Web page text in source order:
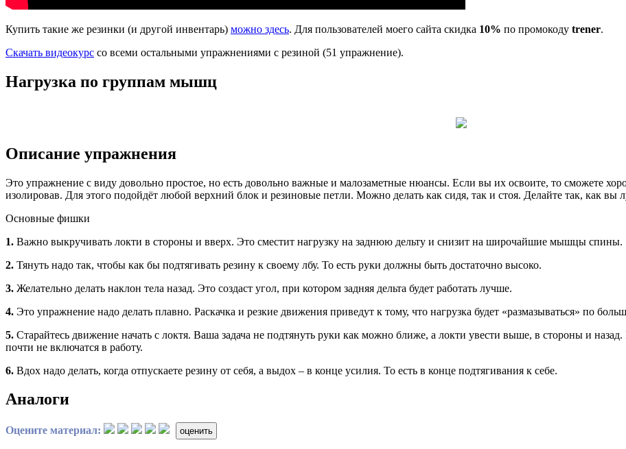
Купить такие же резинки (и другой инвентарь) можно здесь. Для пользователей моего сайта скидка 10% по промокоду trener.
Скачать видеокурс со всеми остальными упражнениями с резиной (51 упражнение).
Нагрузка по группам мышц
Описание упражнения
Это упражнение с виду довольно простое, но есть довольно важные и малозаметные нюансы. Если вы их освоите, то сможете
изолировав. Для этого подойдёт любой верхний блок и резиновые петли. Можно делать как сидя, так и стоя. Делайте так, как
Основные фишки
1. Важно выкручивать локти в стороны и вверх. Это сместит нагрузку на заднюю дельту и снизит на широчайшие мышцы спины.
2. Тянуть надо так, чтобы как бы подтягивать резину к своему лбу. То есть руки должны быть достаточно высоко.
3. Желательно делать наклон тела назад. Это создаст угол, при котором задняя дельта будет работать лучше.
4. Это упражнение надо делать плавно. Раскачка и резкие движения приведут к тому, что нагрузка будет «размазываться» по
5. Старайтесь движение начать с локтя. Ваша задача не подтянуть руки как можно ближе, а локти увести выше, в стороны и
почти не включатся в работу.
6. Вдох надо делать, когда отпускаете резину от себя, а выдох – в конце усилия. То есть в конце подтягивания к себе.
Аналоги
Оцените материал: оценить